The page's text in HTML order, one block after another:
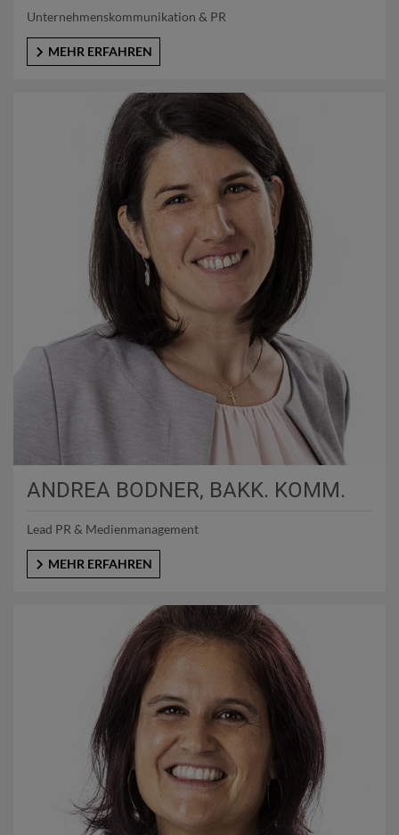
Unternehmenskommunikation & PR
MEHR ERFAHREN
ANDREA BODNER, BAKK. KOMM.
Lead PR & Medienmanagement
MEHR ERFAHREN